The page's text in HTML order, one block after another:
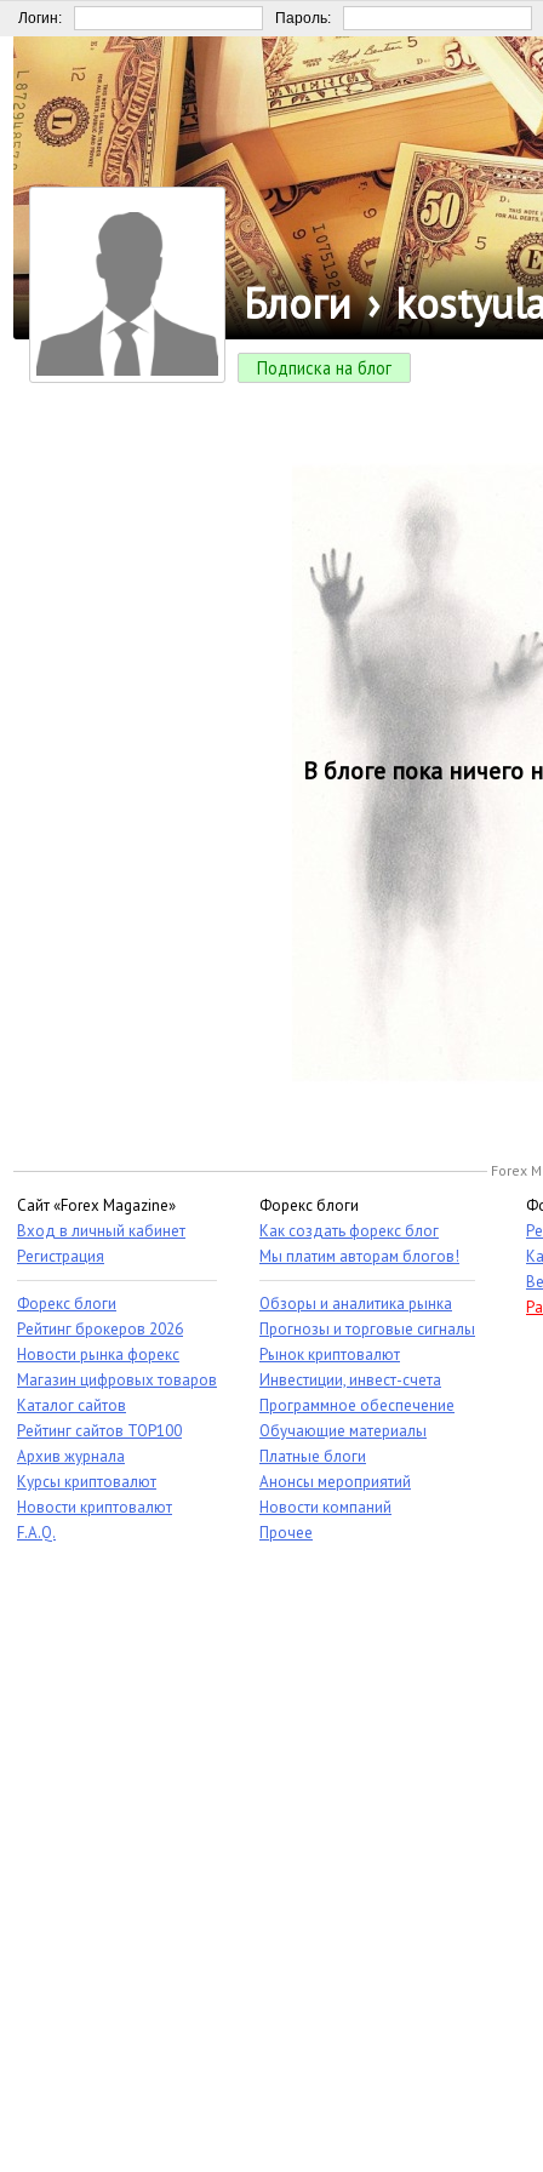
Логин: Пароль:
Блоги ›
Подписка на блог
В блоге пока ничего
Forex
Сайт «Forex Magazine»
Вход в личный кабинет
Регистрация
Форекс блоги
Рейтинг брокеров 2026
Новости рынка форекс
Магазин цифровых товаров
Каталог сайтов
Рейтинг сайтов TOP100
Архив журнала
Курсы криптовалют
Новости криптовалют
F.A.Q.
Форекс блоги
Как создать форекс блог
Мы платим авторам блогов!
Обзоры и аналитика рынка
Прогнозы и торговые сигналы
Рынок криптовалют
Инвестиции, инвест-счета
Программное обеспечение
Обучающие материалы
Платные блоги
Анонсы мероприятий
Новости компаний
Прочее